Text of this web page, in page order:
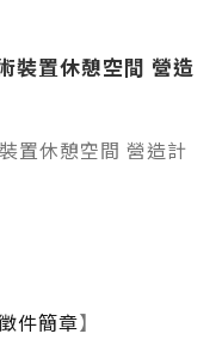
裝置休憩空間 營造
置休憩空間 營造計
件簡章】